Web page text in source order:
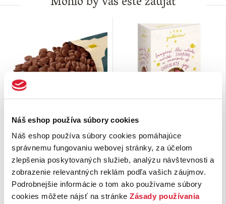
Náš eshop používa súbory cookies
Náš eshop používa súbory cookies pomáhajúce
správnemu fungovaniu webovej stránky, za účelom
zlepšenia poskytovaných služieb, analýzu návštevnosti a
zobrazenie relevantných reklám podľa vašich záujmov.
Podrobnejšie informácie o tom ako používame súbory
cookies môžete nájsť na stránke Zásady používania
Gastro MILK čokoláda
500 g
Obľúbená mliečna horúca
čokoláda vyrobenáz kvalitných
surovín. V jej zložení nájdete až
33,6 …
12,30€
Lyra GULLIVER malina
horká čokoláda 100 g
Ochutnajteguľôčky z jemnej
horkej čokolády so šťavnatou
malinovou náplňou. Vyvážená
kombinácia horkej chuti …
7,20€